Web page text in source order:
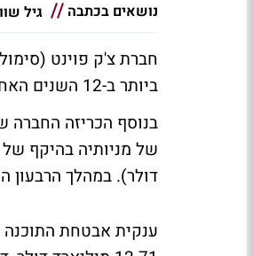
נושאים בכתבה גיל
ביותר ב-12 השנים האחרונות ועקפה גם את התחזיות המוקדמות.
בנוסף הכריזה החברה
דולר). במהלך הרבעון הרביעי רכשה מחדש 2.3 מיליון